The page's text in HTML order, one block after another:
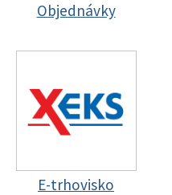
Objednávky
E-trhovisko